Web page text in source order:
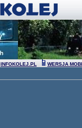
INFOKOLEJ.PL WERSJA